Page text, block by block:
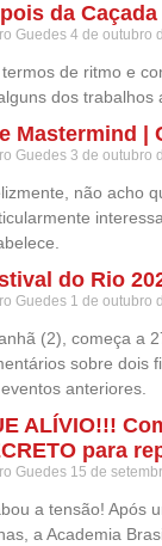
da
Guedes 4 de outubro
termos de ritmo e
dos trabalhos
Mastermind |
Guedes 3 de outubro
não acho
do Rio
Guedes 1 de outubro
(2), começa a
sobre dois
anteriores.
ALÍVIO!!!
para
Guedes 15 de
a tensão! Após
a Academia